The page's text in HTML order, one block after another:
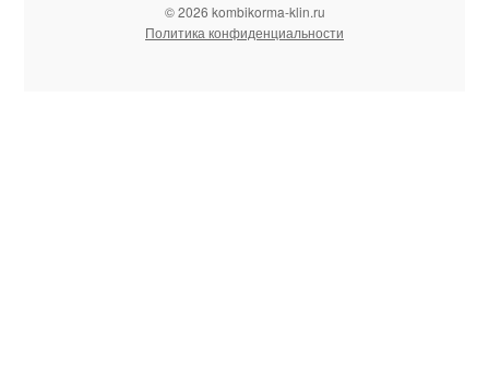
© 2026 kombikorma-klin.ru
Политика конфиденциальности